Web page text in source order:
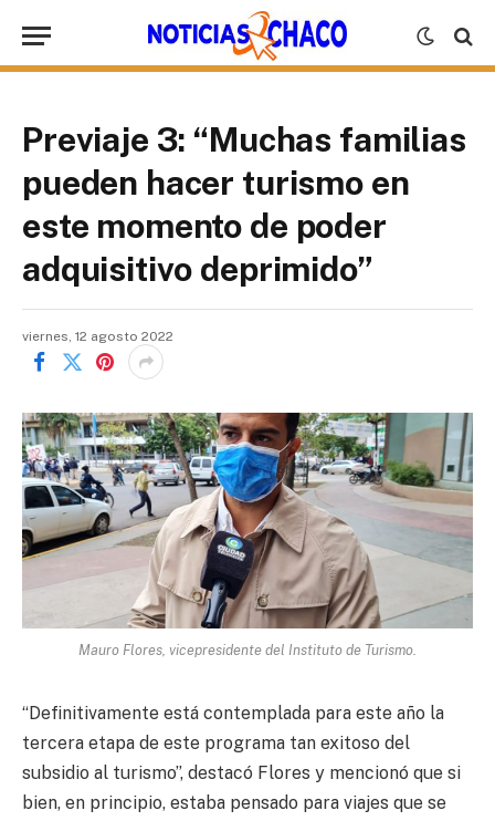
Previaje 3: “Muchas familias
pueden hacer turismo en
este momento de poder
adquisitivo deprimido”
viernes, 12 agosto 2022
Mauro Flores, vicepresidente del Instituto de Turismo.
“Definitivamente está contemplada para este año la
tercera etapa de este programa tan exitoso del
subsidio al turismo”, destacó Flores y mencionó que si
bien, en principio, estaba pensado para viajes que se